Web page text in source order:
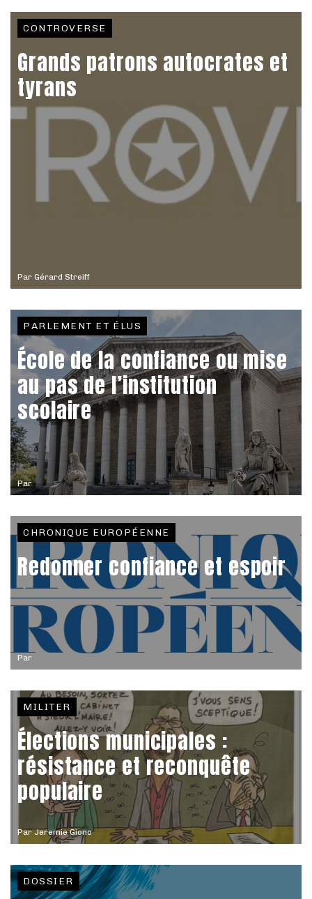
Par Gérard Streiff
CONTROVERSE
Grands patrons autocrates et
tyrans
Par
PARLEMENT ET ÉLUS
École de la confiance ou mise
au pas de l’institution
scolaire
Par
CHRONIQUE EUROPÉENNE
Redonner confiance et espoir
ParJeremie Giono
MILITER
Élections municipales :
résistance et reconquête
populaire
DOSSIER